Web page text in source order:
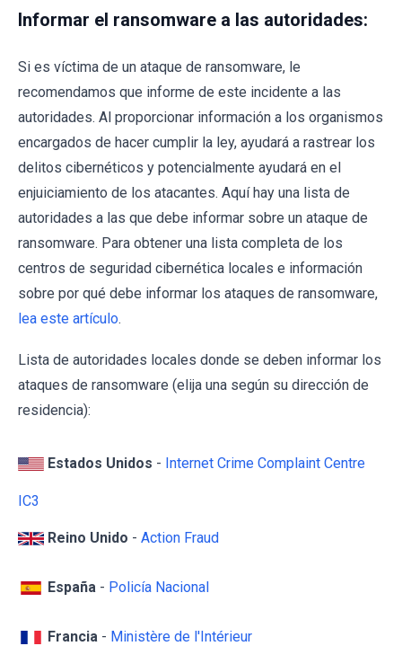
Informar el ransomware a las autoridades:
Si es víctima de un ataque de ransomware, le
recomendamos que informe de este incidente a las
autoridades. Al proporcionar información a los organismos
encargados de hacer cumplir la ley, ayudará a rastrear los
delitos cibernéticos y potencialmente ayudará en el
enjuiciamiento de los atacantes. Aquí hay una lista de
autoridades a las que debe informar sobre un ataque de
ransomware. Para obtener una lista completa de los
centros de seguridad cibernética locales e información
sobre por qué debe informar los ataques de ransomware,
lea este artículo.
Lista de autoridades locales donde se deben informar los
ataques de ransomware (elija una según su dirección de
residencia):
Estados Unidos - Internet Crime Complaint Centre
IC3
Reino Unido - Action Fraud
España - Policía Nacional
Francia - Ministère de l'Intérieur